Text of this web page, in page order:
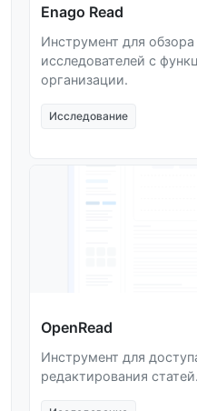
Enago Read
Инструмент для
исследователей с
организации.
Исследование
OpenRead
Инструмент для
редактирования статей.